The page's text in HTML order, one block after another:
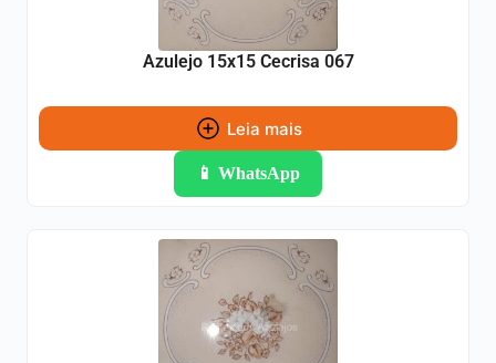
Azulejo 15x15 Cecrisa 067
Leia mais
📱 WhatsApp